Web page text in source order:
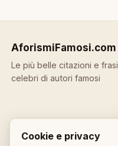
AforismiFamosi.com
Le più belle citazioni e frasi
celebri di autori famosi
Cookie e privacy